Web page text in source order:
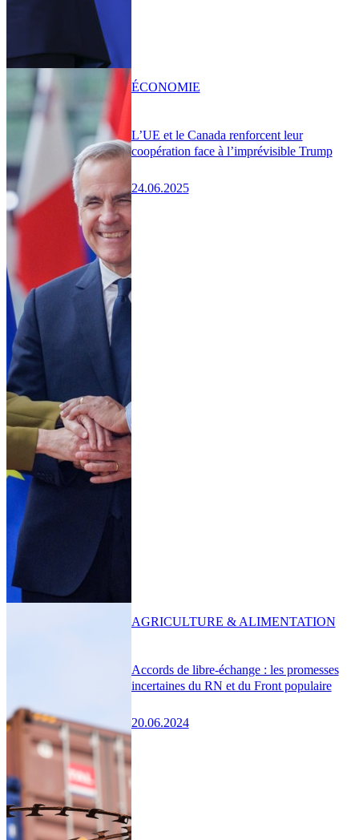
L’UE et le Canada renforcent leur
coopération face à l’imprévisible Trump
24.06.2025
ÉCONOMIE
Accords de libre-échange : les promesses
incertaines du RN et du Front populaire
20.06.2024
AGRICULTURE & ALIMENTATION